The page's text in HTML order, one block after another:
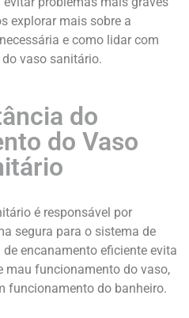
explorar mais sobre a
e como lidar com
vaso sanitário.
do
do Vaso
é responsável por
segura para o sistema de
encanamento eficiente evita
mau funcionamento do vaso,
funcionamento do banheiro.